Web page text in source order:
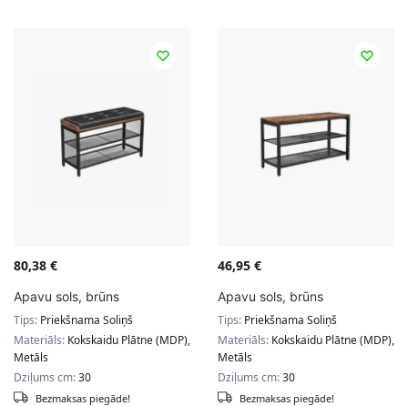
80,38 €
Apavu sols, brūns
Tips: Priekšnama Soliņš
Materiāls: Kokskaidu Plātne (MDP),
Metāls
Dziļums cm:30
Bezmaksas piegāde!
46,95 €
Apavu sols, brūns
Tips: Priekšnama Soliņš
Materiāls: Kokskaidu Plātne (MDP),
Metāls
Dziļums cm:30
Bezmaksas piegāde!